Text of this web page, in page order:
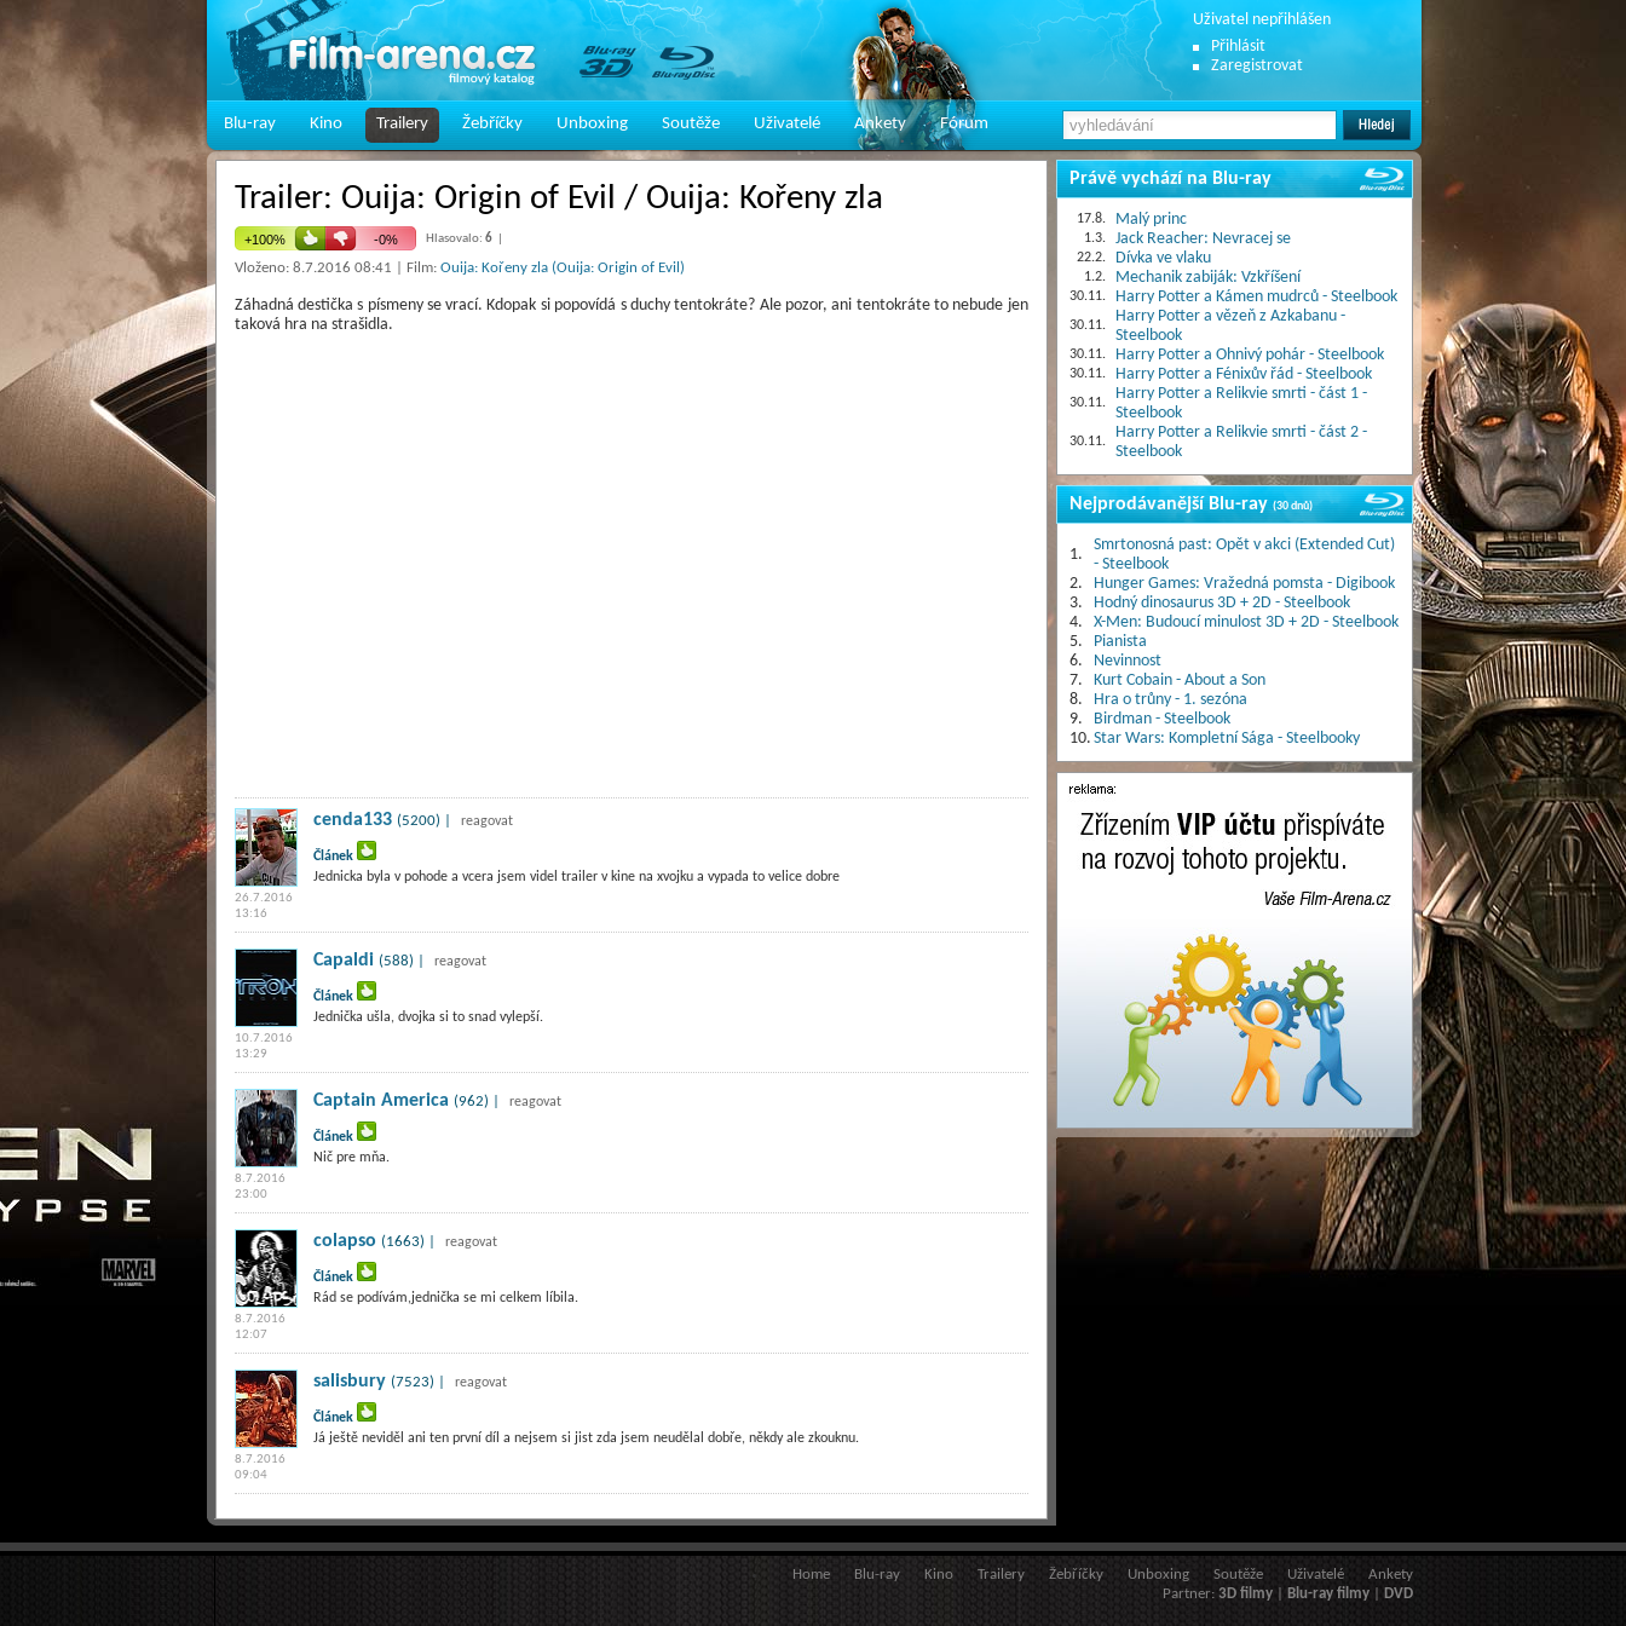
Uživatel nepřihlášen
Přihlásit
Zaregistrovat
Blu-ray Kino Trailery Žebříčky Unboxing Soutěže Uživatelé Ankety Fórum
Trailer: Ouija: Origin of Evil / Ouija: Kořeny zla
Hlasovalo: 6|
Vloženo: 8.7.2016 08:41 | Film: Ouija: Kořeny zla (Ouija: Origin of Evil)
Záhadná destička s písmeny se vrací. Kdopak si popovídá s duchy tentokráte? Ale pozor, ani tentokráte to nebude jen
taková hra na strašidla.
26.7.2016
13:16
cenda133 (5200) | reagovat
Článek
Jednicka byla v pohode a vcera jsem videl trailer v kine na xvojku a vypada to velice dobre
10.7.2016
13:29
Capaldi (588) | reagovat
Článek
Jednička ušla, dvojka si to snad vylepší.
8.7.2016
23:00
Captain America (962) | reagovat
Článek
Nič pre mňa.
8.7.2016
12:07
colapso (1663) | reagovat
Článek
Rád se podívám,jednička se mi celkem líbila.
8.7.2016
09:04
salisbury (7523) | reagovat
Článek
Já ještě neviděl ani ten první díl a nejsem si jist zda jsem neudělal dobře, někdy ale zkouknu.
Právě vychází na Blu-ray
17.8. Malý princ
1.3. Jack Reacher: Nevracej se
22.2. Dívka ve vlaku
1.2. Mechanik zabiják: Vzkříšení
30.11. Harry Potter a Kámen mudrců - Steelbook
30.11.
Harry Potter a vězeň z Azkabanu -
Steelbook
30.11. Harry Potter a Ohnivý pohár - Steelbook
30.11. Harry Potter a Fénixův řád - Steelbook
30.11.
Harry Potter a Relikvie smrti - část 1 -
Steelbook
30.11.
Harry Potter a Relikvie smrti - část 2 -
Steelbook
Nejprodávanější Blu-ray(30 dnů)
1.
Smrtonosná past: Opět v akci (Extended Cut)
- Steelbook
2.
Hunger Games: Vražedná pomsta - Digibook
3.
Hodný dinosaurus 3D + 2D - Steelbook
4.
X-Men: Budoucí minulost 3D + 2D - Steelbook
5.
Pianista
6.
Nevinnost
7.
Kurt Cobain - About a Son
8.
Hra o trůny - 1. sezóna
9.
Birdman - Steelbook
10. Star Wars: Kompletní Sága - Steelbooky
Ankety
Uživatelé
Soutěže
Unboxing
Žebříčky
Trailery
Kino
Blu-ray
Home
Partner: 3D filmy| Blu-ray filmy| DVD